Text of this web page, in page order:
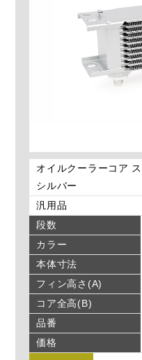
オイルクーラーコア
シルバー
汎用品
段数
カラー
本体寸法
フィン高さ(A)
コア全高(B)
品番
価格